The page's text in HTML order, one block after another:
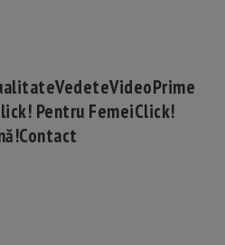
VedeteVideoPrime
Pentru FemeiClick!
Contact